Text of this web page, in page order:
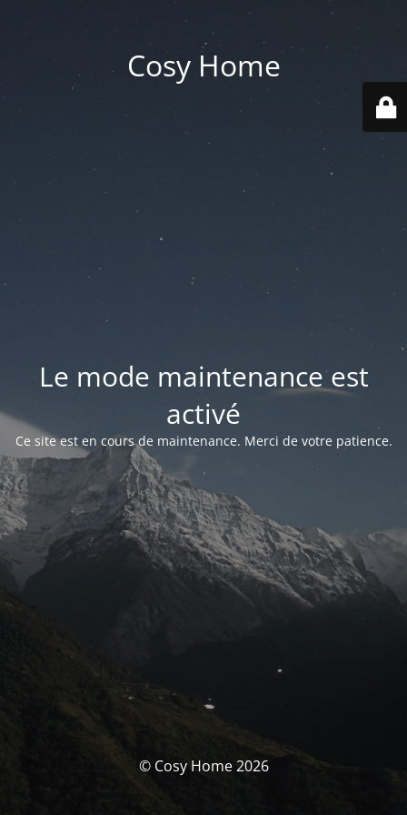
Cosy Home
Le mode maintenance est
activé
Ce site est en cours de maintenance. Merci de votre patience.
© Cosy Home 2026